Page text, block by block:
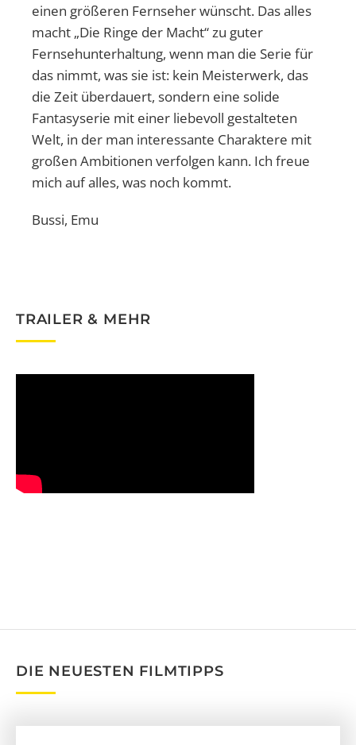
einen größeren Fernseher wünscht. Das alles
macht „Die Ringe der Macht“ zu guter
Fernsehunterhaltung, wenn man die Serie für
das nimmt, was sie ist: kein Meisterwerk, das
die Zeit überdauert, sondern eine solide
Fantasyserie mit einer liebevoll gestalteten
Welt, in der man interessante Charaktere mit
großen Ambitionen verfolgen kann. Ich freue
mich auf alles, was noch kommt.
Bussi, Emu
TRAILER & MEHR
DIE NEUESTEN FILMTIPPS